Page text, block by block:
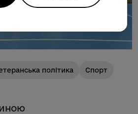
політика Спорт